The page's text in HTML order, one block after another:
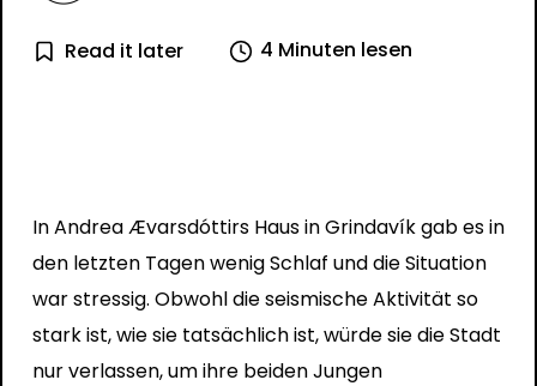
Read it later 4 Minuten lesen
In Andrea Ævarsdóttirs Haus in Grindavík gab es in
den letzten Tagen wenig Schlaf und die Situation
war stressig. Obwohl die seismische Aktivität so
stark ist, wie sie tatsächlich ist, würde sie die Stadt
nur verlassen, um ihre beiden Jungen